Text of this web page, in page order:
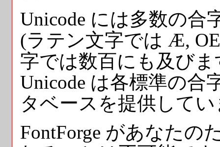
Unicode には多数の合
(ラテン文字では Æ,
字では数百にも及び
Unicode は各標準の合
タベースを提供して
FontForge があなたの